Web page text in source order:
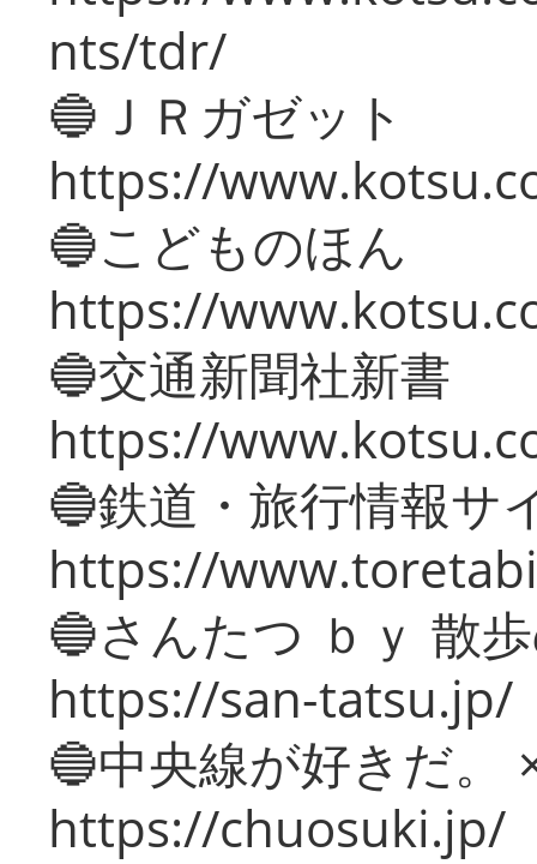
nts/tdr/
🔵ＪＲガゼット
https://
🔵こどものほん
https://
🔵交通新聞社新書
https://
🔵鉄道・旅行情報サ
https://
🔵さんたつ ｂｙ 散
https://san-tatsu.jp/
🔵中央線が好きだ。
https://chuosuki.jp/